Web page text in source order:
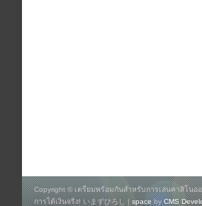
Copyright © เตรียมพร้อมกันสำหรับการเล่นคาสิโนอ
การได้เงินจริง! いまずひろし |spacebyCMS